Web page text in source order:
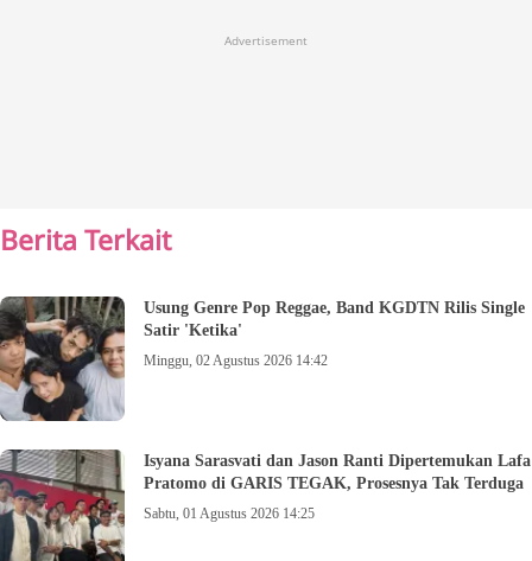
Advertisement
Berita Terkait
Usung Genre Pop Reggae, Band KGDTN Rilis Single
Satir 'Ketika'
Minggu, 02 Agustus 2026 14:42
Isyana Sarasvati dan Jason Ranti Dipertemukan Lafa
Pratomo di GARIS TEGAK, Prosesnya Tak Terduga
Sabtu, 01 Agustus 2026 14:25